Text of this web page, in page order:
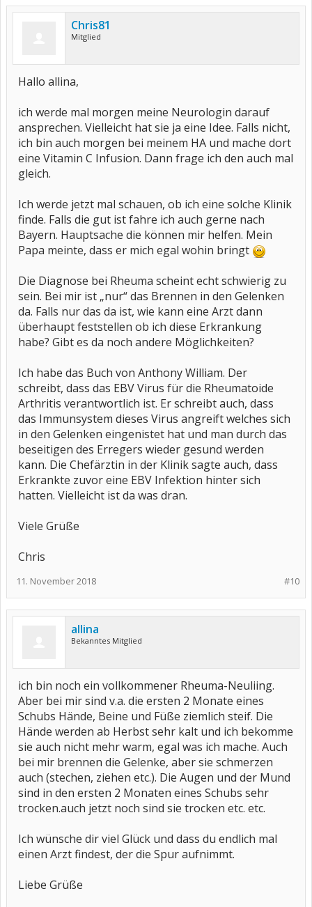
Chris81
Mitglied
Hallo allina,
ich werde mal morgen meine Neurologin darauf
ansprechen. Vielleicht hat sie ja eine Idee. Falls nicht,
ich bin auch morgen bei meinem HA und mache dort
eine Vitamin C Infusion. Dann frage ich den auch mal
gleich.
Ich werde jetzt mal schauen, ob ich eine solche Klinik
finde. Falls die gut ist fahre ich auch gerne nach
Bayern. Hauptsache die können mir helfen. Mein
Papa meinte, dass er mich egal wohin bringt
Die Diagnose bei Rheuma scheint echt schwierig zu
sein. Bei mir ist „nur“ das Brennen in den Gelenken
da. Falls nur das da ist, wie kann eine Arzt dann
überhaupt feststellen ob ich diese Erkrankung
habe? Gibt es da noch andere Möglichkeiten?
Ich habe das Buch von Anthony William. Der
schreibt, dass das EBV Virus für die Rheumatoide
Arthritis verantwortlich ist. Er schreibt auch, dass
das Immunsystem dieses Virus angreift welches sich
in den Gelenken eingenistet hat und man durch das
beseitigen des Erregers wieder gesund werden
kann. Die Chefärztin in der Klinik sagte auch, dass
Erkrankte zuvor eine EBV Infektion hinter sich
hatten. Vielleicht ist da was dran.
Viele Grüße
Chris
#10
11. November 2018
allina
Bekanntes Mitglied
ich bin noch ein vollkommener Rheuma-Neuliing.
Aber bei mir sind v.a. die ersten 2 Monate eines
Schubs Hände, Beine und Füße ziemlich steif. Die
Hände werden ab Herbst sehr kalt und ich bekomme
sie auch nicht mehr warm, egal was ich mache. Auch
bei mir brennen die Gelenke, aber sie schmerzen
auch (stechen, ziehen etc.). Die Augen und der Mund
sind in den ersten 2 Monaten eines Schubs sehr
trocken.auch jetzt noch sind sie trocken etc. etc.
Ich wünsche dir viel Glück und dass du endlich mal
einen Arzt findest, der die Spur aufnimmt.
Liebe Grüße